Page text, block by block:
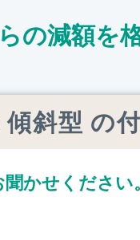
の減額を
斜型 の
かせください。